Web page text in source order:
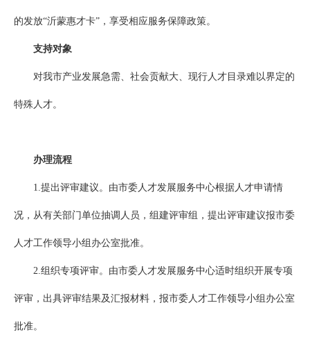
的发放“沂蒙惠才卡”，享受相应服务保障政策。
支持对象
对我市产业发展急需、社会贡献大、现行人才目录难以界定的
特殊人才。
办理流程
1.提出评审建议。由市委人才发展服务中心根据人才申请情
况，从有关部门单位抽调人员，组建评审组，提出评审建议报市委
人才工作领导小组办公室批准。
2.组织专项评审。由市委人才发展服务中心适时组织开展专项
评审，出具评审结果及汇报材料，报市委人才工作领导小组办公室
批准。